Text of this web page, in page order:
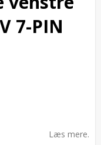
7-PIN
Læs mere.